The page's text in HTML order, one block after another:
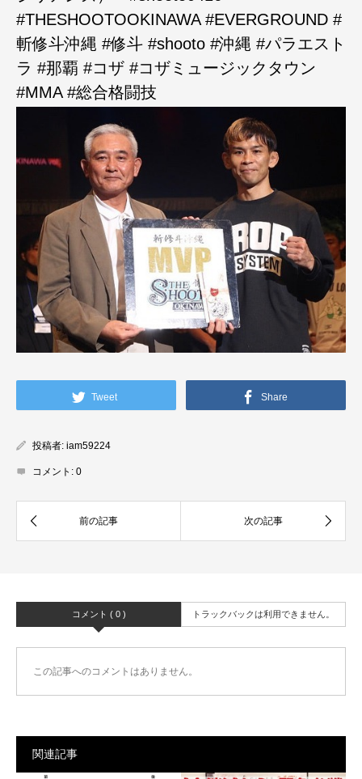
#THESHOOTOOKINAWA #EVERGROUND #
斬修斗沖縄 #修斗 #shooto #沖縄 #パラエスト
ラ #那覇 #コザ #コザミュージックタウン
#MMA #総合格闘技
Tweet Share
投稿者: iam59224
コメント: 0
コメント ( 0 ) トラックバックは利用できません。
この記事へのコメントはありません。
関連記事